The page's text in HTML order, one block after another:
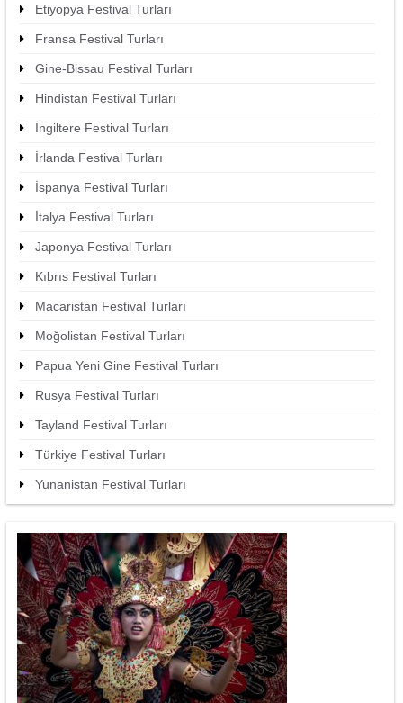
Etiyopya Festival Turları
Fransa Festival Turları
Gine-Bissau Festival Turları
Hindistan Festival Turları
İngiltere Festival Turları
İrlanda Festival Turları
İspanya Festival Turları
İtalya Festival Turları
Japonya Festival Turları
Kıbrıs Festival Turları
Macaristan Festival Turları
Moğolistan Festival Turları
Papua Yeni Gine Festival Turları
Rusya Festival Turları
Tayland Festival Turları
Türkiye Festival Turları
Yunanistan Festival Turları